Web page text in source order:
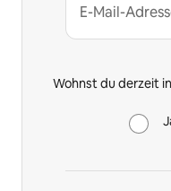
E-Mail-
Wohnst du derzeit